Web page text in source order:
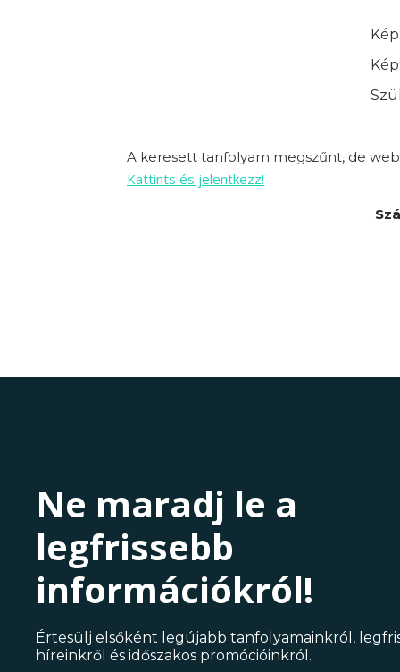
A keresett tanfolyam megszűnt, de
Kattints és jelentkezz!
Ne maradj le a
legfrissebb
információkról!
Értesülj elsőként legújabb tanfolyamainkról,
híreinkről és időszakos promócióinkról.